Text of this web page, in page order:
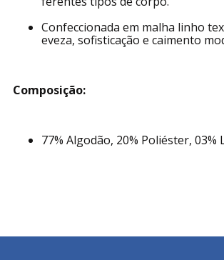
Confeccionada em malha linho
eveza, sofisticação e caimento
Composição:
77% Algodão, 20% Poliéster, 03%